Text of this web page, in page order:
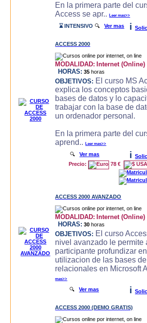
En la primera parte del
Access se apr..Leer mas>>
⌛ INTENSIVO 🔍Ver mas i
ACCESS 2000
MODALIDAD: Internet (Online)
HORAS: 35 horas
OBJETIVOS: El curso MS
explica los conceptos
bases de datos y lo
trabajar con la base de
un ordenador personal.
En la primera parte del
aprend..Leer mas>>
🔍Ver mas i
Precio:
78 €
ACCESS 2000 AVANZADO
MODALIDAD: Internet (Online)
HORAS: 30 horas
OBJETIVOS: El curso
nivel avanzado le permite
participante profundizar
utilizacion de las bases
relacionales en Microsoft
mas>>
🔍Ver mas i
ACCESS 2000 (DEMO GRATIS)